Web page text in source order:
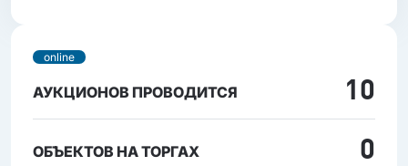
online
АУКЦИОНОВ ПРОВОДИТСЯ 10
ОБЪЕКТОВ НА ТОРГАХ 0